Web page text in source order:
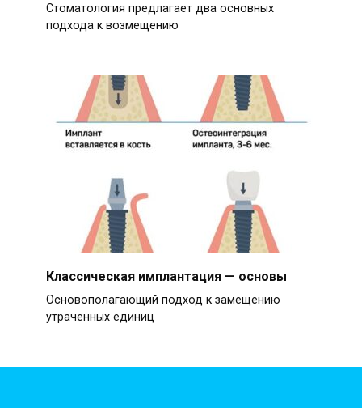
Стоматология предлагает два основных
подхода к возмещению
Классическая имплантация — основы
Основополагающий подход к замещению
утраченных единиц